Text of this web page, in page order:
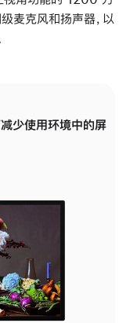
麦克风和扬声器，以
少使用环境中的屏